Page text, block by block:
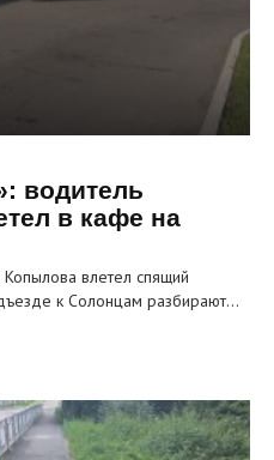
водитель
в кафе на
влетел спящий
к Солонцам разбирают…